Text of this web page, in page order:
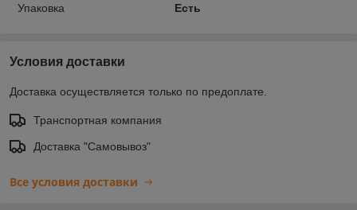
Упаковка
Есть
Условия доставки
Доставка осуществляется только по предоплате.
Транспортная компания
Доставка "Самовывоз"
Все условия доставки